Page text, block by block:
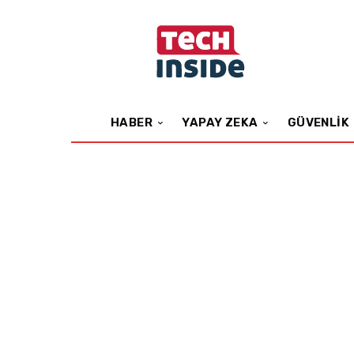
HABER YAPAY ZEKA GÜVENLIK